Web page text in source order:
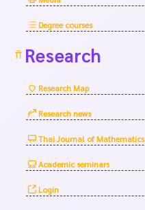
Degree courses
Research
Research Map
Research news
Thai Journal of Mathematics
Academic seminars
Login